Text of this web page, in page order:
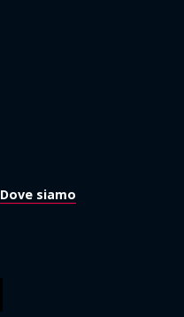
Dove siamo